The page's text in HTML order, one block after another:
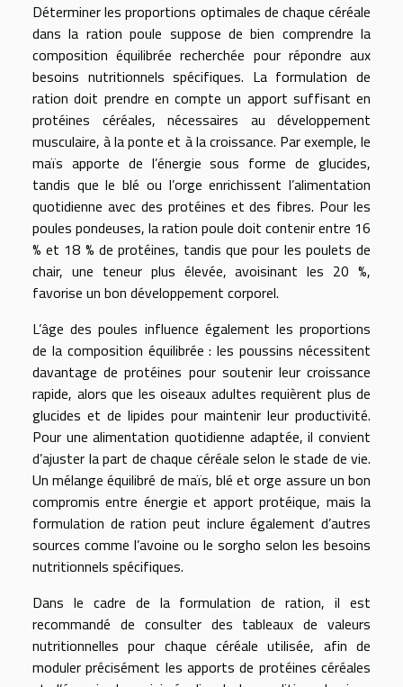
Déterminer les proportions optimales de chaque céréale
dans la ration poule suppose de bien comprendre la
composition équilibrée recherchée pour répondre aux
besoins nutritionnels spécifiques. La formulation de
ration doit prendre en compte un apport suffisant en
protéines céréales, nécessaires au développement
musculaire, à la ponte et à la croissance. Par exemple, le
maïs apporte de l’énergie sous forme de glucides,
tandis que le blé ou l’orge enrichissent l’alimentation
quotidienne avec des protéines et des fibres. Pour les
poules pondeuses, la ration poule doit contenir entre 16
% et 18 % de protéines, tandis que pour les poulets de
chair, une teneur plus élevée, avoisinant les 20 %,
favorise un bon développement corporel.
L’âge des poules influence également les proportions
de la composition équilibrée : les poussins nécessitent
davantage de protéines pour soutenir leur croissance
rapide, alors que les oiseaux adultes requièrent plus de
glucides et de lipides pour maintenir leur productivité.
Pour une alimentation quotidienne adaptée, il convient
d’ajuster la part de chaque céréale selon le stade de vie.
Un mélange équilibré de maïs, blé et orge assure un bon
compromis entre énergie et apport protéique, mais la
formulation de ration peut inclure également d’autres
sources comme l’avoine ou le sorgho selon les besoins
nutritionnels spécifiques.
Dans le cadre de la formulation de ration, il est
recommandé de consulter des tableaux de valeurs
nutritionnelles pour chaque céréale utilisée, afin de
moduler précisément les apports de protéines céréales